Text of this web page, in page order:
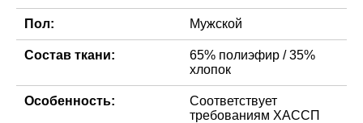
Пол: Мужской
Состав ткани:
65% полиэфир / 35%
хлопок
Особенность:
Соответствует
требованиям ХАССП